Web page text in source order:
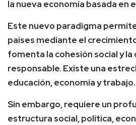
la nueva economía basada en
Este nuevo paradigma
países mediante el
fomenta la cohesión social y la
responsable. Existe una
educación, economía y trabajo.
Sin embargo, requiere un
estructura social, política,